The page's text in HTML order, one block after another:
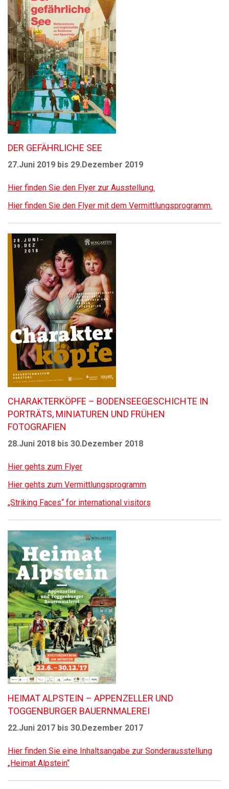
DER GEFÄHRLICHE SEE
27.Juni 2019 bis 29.Dezember 2019
Hier finden Sie den Flyer zur Ausstellung.
Hier finden Sie den Flyer mit dem Vermittlungsprogramm.
CHARAKTERKÖPFE – BODENSEEGESCHICHTE IN
PORTRÄTS, MINIATUREN UND FRÜHEN
FOTOGRAFIEN
28.Juni 2018 bis 30.Dezember 2018
Hier gehts zum Flyer
Hier gehts zum Vermittlungsprogramm
„Striking Faces“ for international visitors
HEIMAT ALPSTEIN – APPENZELLER UND
TOGGENBURGER BAUERNMALEREI
22.Juni 2017 bis 30.Dezember 2017
Hier finden Sie eine Inhaltsangabe zur Sonderausstellung
„Heimat Alpstein“